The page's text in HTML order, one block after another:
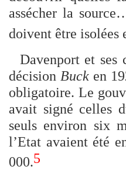
assécher la
doivent être isolées
Davenport et ses
décision Buck en
obligatoire. Le
avait signé celles
seuls environ six
l’Etat avaient été
000.5